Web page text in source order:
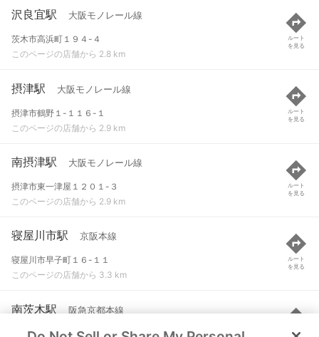
沢良宜駅 大阪モノレール線
茨木市高浜町１９４-４
このページの店舗から 2.8 km
ルート
を見る
摂津駅 大阪モノレール線
摂津市鶴野１-１１６-１
このページの店舗から 2.9 km
ルート
を見る
南摂津駅 大阪モノレール線
摂津市東一津屋１２０１-３
このページの店舗から 2.9 km
ルート
を見る
寝屋川市駅 京阪本線
寝屋川市早子町１６-１１
このページの店舗から 3.3 km
ルート
を見る
南茨木駅 阪急京都本線
茨木市天王２-１-１３
ルート